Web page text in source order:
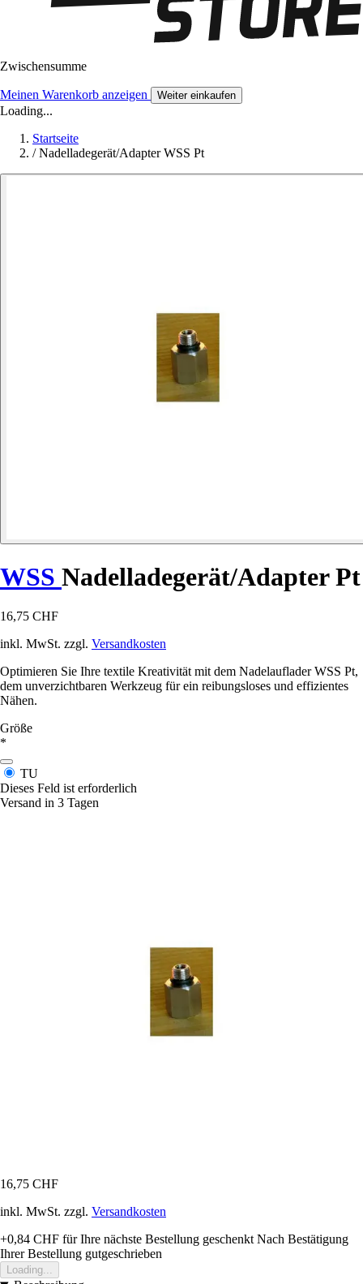
Zwischensumme
Meinen Warenkorb anzeigen Weiter einkaufen
Loading...
Startseite
/ Nadelladegerät/Adapter WSS Pt
WSS Nadelladegerät/Adapter Pt
16,75 CHF
inkl. MwSt. zzgl. Versandkosten
Optimieren Sie Ihre textile Kreativität mit dem Nadelauflader WSS Pt,
dem unverzichtbaren Werkzeug für ein reibungsloses und effizientes
Nähen.
Größe
*
TU
Dieses Feld ist erforderlich
Versand in 3 Tagen
16,75 CHF
inkl. MwSt. zzgl. Versandkosten
+0,84 CHF für Ihre nächste Bestellung geschenkt Nach Bestätigung
Ihrer Bestellung gutgeschrieben
Loading...